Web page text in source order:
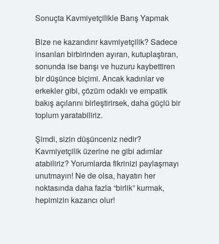
Sonuçta Kavmiyetçilikle Barış Yapmak
Bize ne kazandırır kavmiyetçilik? Sadece
insanları birbirinden ayıran, kutuplaştıran,
sonunda ise barışı ve huzuru kaybettiren
bir düşünce biçimi. Ancak kadınlar ve
erkekler gibi, çözüm odaklı ve empatik
bakış açılarını birleştirirsek, daha güçlü bir
toplum yaratabiliriz.
Şimdi, sizin düşünceniz nedir?
Kavmiyetçilik üzerine ne gibi adımlar
atabiliriz? Yorumlarda fikrinizi paylaşmayı
unutmayın! Ne de olsa, hayatın her
noktasında daha fazla “birlik” kurmak,
hepimizin kazancı olur!